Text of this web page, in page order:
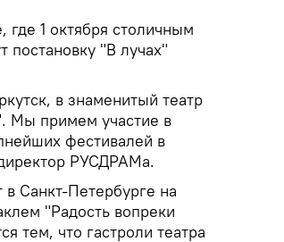
1 октября столичным
постановку "В лучах"
в знаменитый театр
Мы примем участие в
фестивалей в
РУСДРАМа.
в Санкт-Петербурге на
"Радость вопреки
тем, что гастроли театра